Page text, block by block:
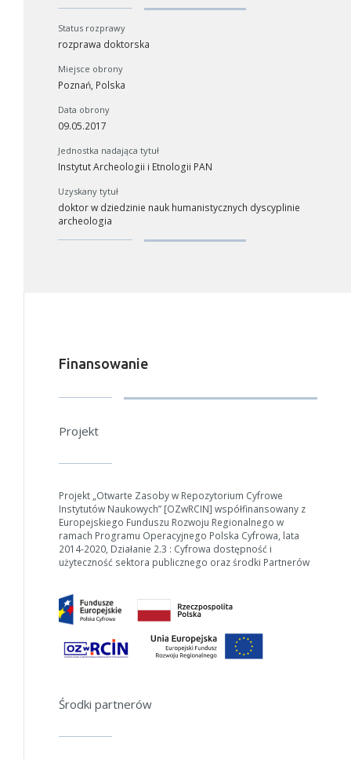
może się wydłużyć.
zmniejszając zakres lat.
Status rozprawy
rozprawa doktorska
Miejsce obrony
Poznań, Polska
Data obrony
09.05.2017
Jednostka nadająca tytuł
Instytut Archeologii i Etnologii PAN
Uzyskany tytuł
doktor w dziedzinie nauk humanistycznych dyscyplinie
archeologia
Finansowanie
Projekt
Projekt „Otwarte Zasoby w Repozytorium Cyfrowe
Instytutów Naukowych” [OZwRCIN] współfinansowany z
Europejskiego Funduszu Rozwoju Regionalnego w
ramach Programu Operacyjnego Polska Cyfrowa, lata
2014-2020, Działanie 2.3 : Cyfrowa dostępność i
użyteczność sektora publicznego oraz środki Partnerów
Środki partnerów